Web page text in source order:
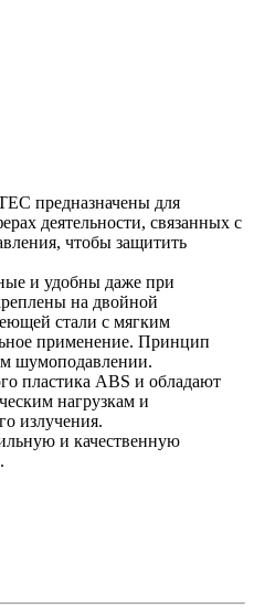
предназначены для
деятельности, связанных с
чтобы защитить
и удобны даже при
на двойной
стали с мягким
применение. Принцип
шумоподавлении.
пластика ABS и обладают
нагрузкам и
излучения.
и качественную